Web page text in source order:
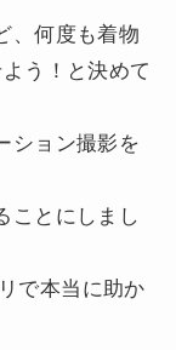
、何度も着物
う！と決めて
ション撮影を
ことにしまし
で本当に助か